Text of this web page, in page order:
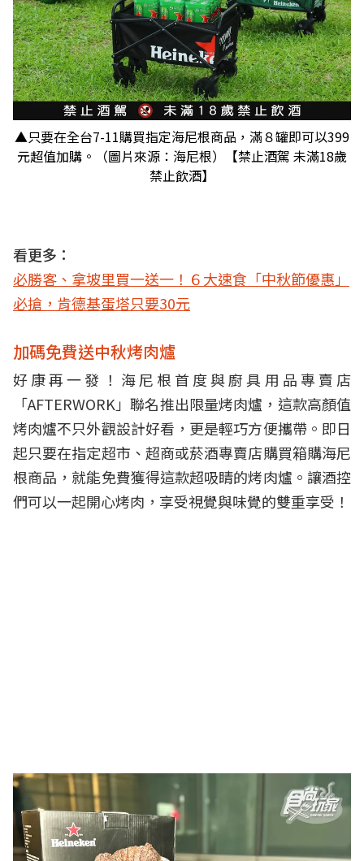
▲只要在全台7-11購買指定海尼根商品，滿８罐即可以399
元超值加購。（圖片來源：海尼根）【禁止酒駕 未滿18歲
禁止飲酒】
看更多：
必勝客、拿坡里買一送一！６大速食「中秋節優惠」
必搶，肯德基蛋塔只要30元
加碼免費送中秋烤肉爐
好康再一發！海尼根首度與廚具用品專賣店
「AFTERWORK」聯名推出限量烤肉爐，這款高顏值
烤肉爐不只外觀設計好看，更是輕巧方便攜帶。即日
起只要在指定超市、超商或菸酒專賣店購買箱購海尼
根商品，就能免費獲得這款超吸睛的烤肉爐。讓酒控
們可以一起開心烤肉，享受視覺與味覺的雙重享受！